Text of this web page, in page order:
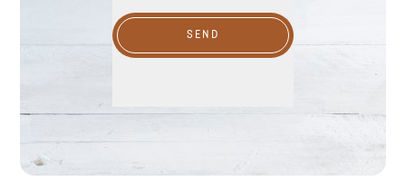
SEND